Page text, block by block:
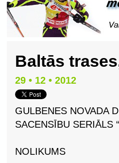
Baltās
29 • 12 • 2012
GULBENES NOVADA
SACENSĪBU SERIĀLS
NOLIKUMS